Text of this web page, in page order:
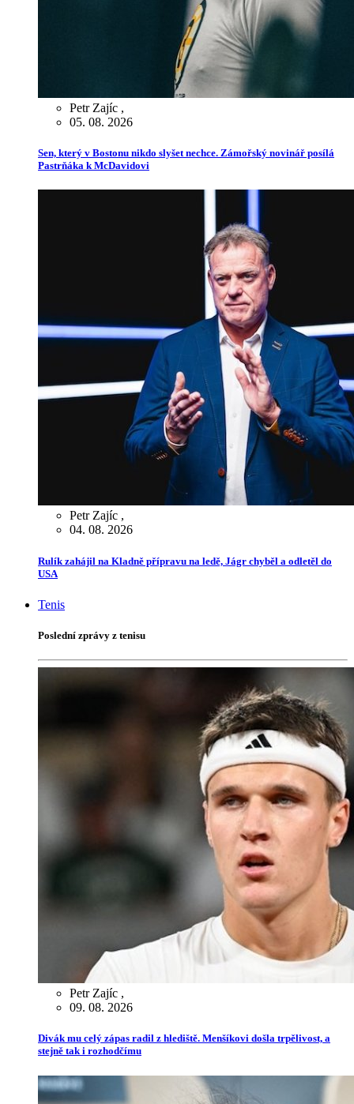
Petr Zajíc ,
05. 08. 2026
Sen, který v Bostonu nikdo slyšet nechce. Zámořský novinář posílá
Pastrňáka k McDavidovi
Petr Zajíc ,
04. 08. 2026
Rulík zahájil na Kladně přípravu na ledě, Jágr chyběl a odletěl do
USA
Tenis
Poslední zprávy z tenisu
Petr Zajíc ,
09. 08. 2026
Divák mu celý zápas radil z hlediště. Menšíkovi došla trpělivost, a
stejně tak i rozhodčímu